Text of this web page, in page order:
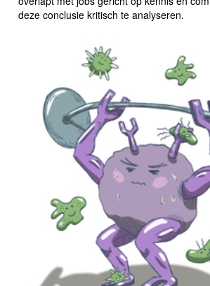
deze conclusie kritisch te analyseren.